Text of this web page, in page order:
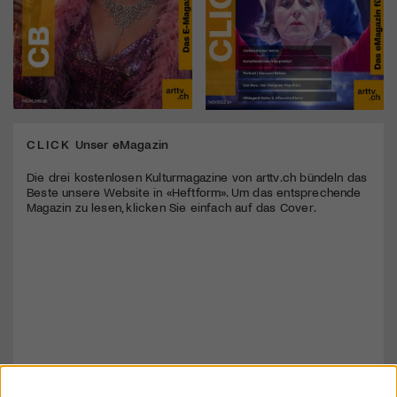
CLICK Unser eMagazin
Die drei kostenlosen Kulturmagazine von arttv.ch bündeln das
Beste unsere Website in «Heftform». Um das entsprechende
Magazin zu lesen, klicken Sie einfach auf das Cover.